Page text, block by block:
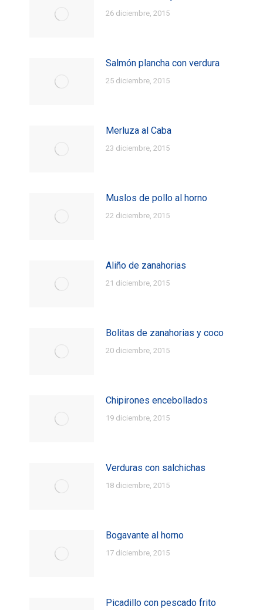
26 diciembre, 2015
Salmón plancha con verdura
25 diciembre, 2015
Merluza al Caba
23 diciembre, 2015
Muslos de pollo al horno
22 diciembre, 2015
Aliño de zanahorias
21 diciembre, 2015
Bolitas de zanahorias y coco
20 diciembre, 2015
Chipirones encebollados
19 diciembre, 2015
Verduras con salchichas
18 diciembre, 2015
Bogavante al horno
17 diciembre, 2015
Picadillo con pescado frito